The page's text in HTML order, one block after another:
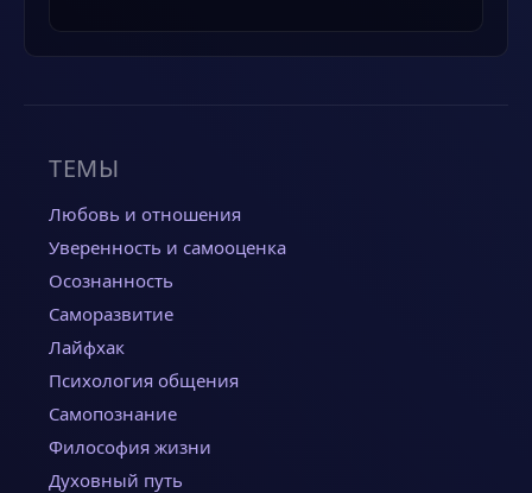
ТЕМЫ
Любовь и отношения
Уверенность и самооценка
Осознанность
Саморазвитие
Лайфхак
Психология общения
Самопознание
Философия жизни
Духовный путь